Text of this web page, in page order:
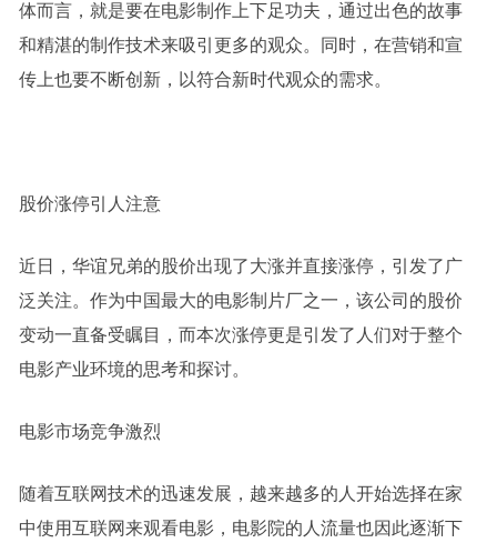
体而言，就是要在电影制作上下足功夫，通过出色的故事
和精湛的制作技术来吸引更多的观众。同时，在营销和宣
传上也要不断创新，以符合新时代观众的需求。
股价涨停引人注意
近日，华谊兄弟的股价出现了大涨并直接涨停，引发了广
泛关注。作为中国最大的电影制片厂之一，该公司的股价
变动一直备受瞩目，而本次涨停更是引发了人们对于整个
电影产业环境的思考和探讨。
电影市场竞争激烈
随着互联网技术的迅速发展，越来越多的人开始选择在家
中使用互联网来观看电影，电影院的人流量也因此逐渐下